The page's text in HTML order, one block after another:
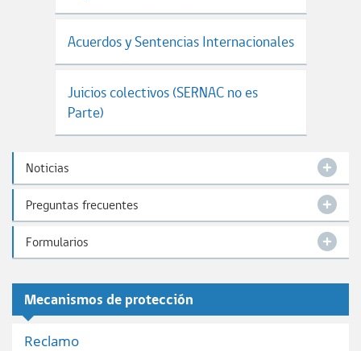
Acuerdos y Sentencias Internacionales
Juicios colectivos (SERNAC no es
Parte)
Noticias
Preguntas frecuentes
Formularios
Mecanismos de protección
Reclamo